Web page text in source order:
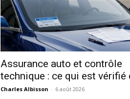
Assurance auto et contrôle
technique : ce qui est vérifié
Charles Albisson - 6 août 2026